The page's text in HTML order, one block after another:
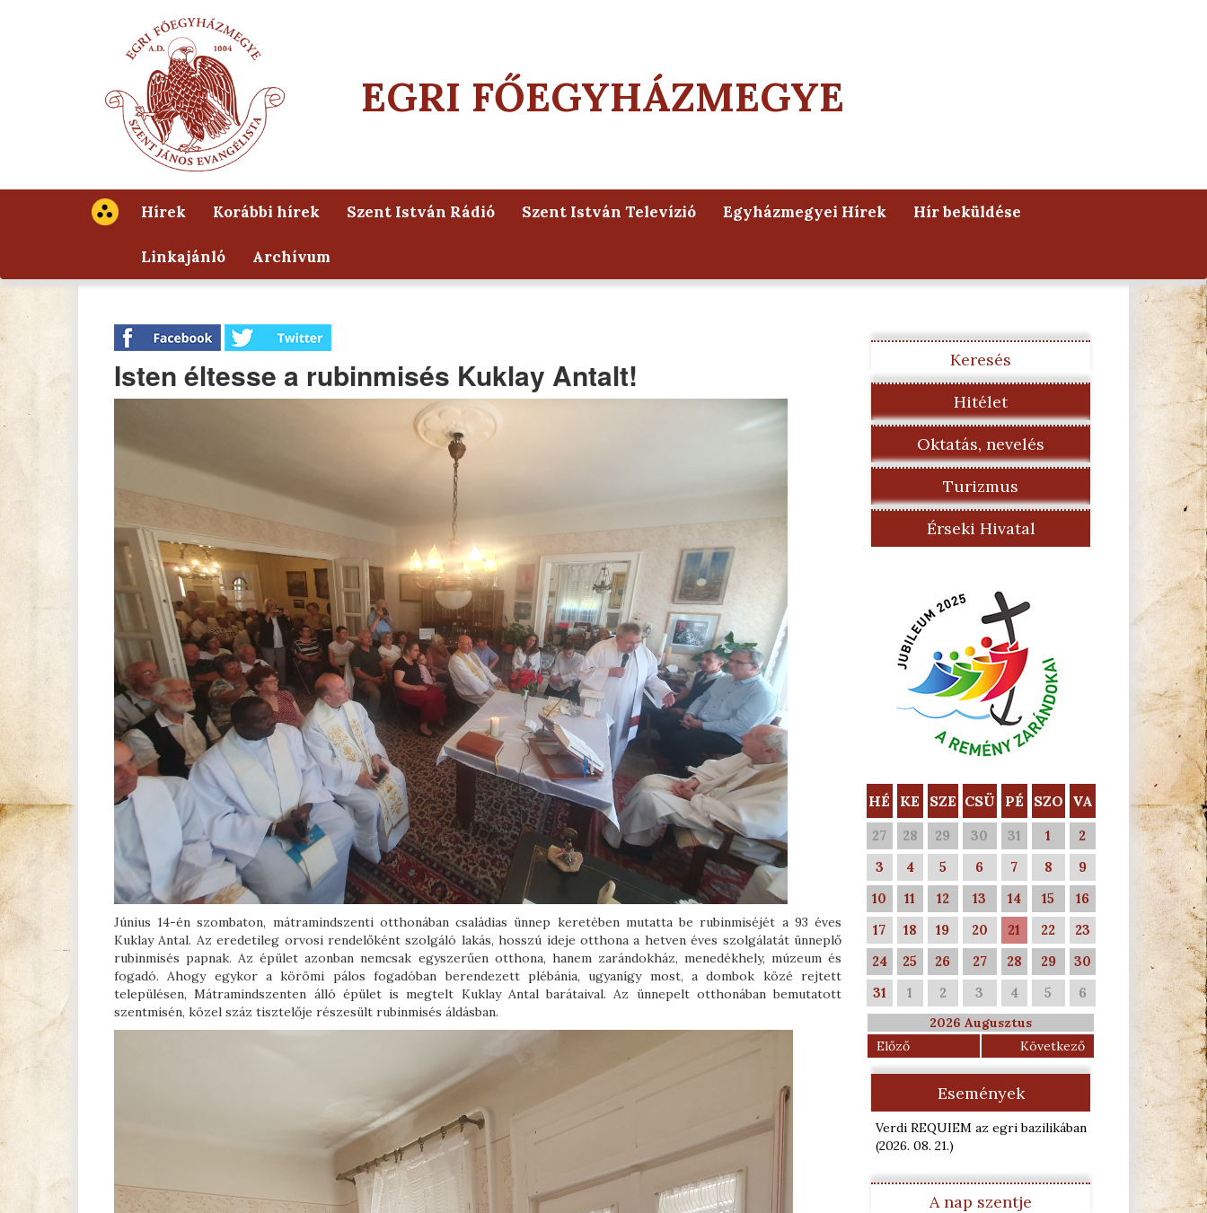
EGRI FŐEGYHÁZMEGYE
Hírek Korábbi hírek Szent István Rádió Szent István Televízió Egyházmegyei Hírek Hír beküldése
Linkajánló Archívum
Isten éltesse a rubinmisés Kuklay Antalt!
Június 14-én szombaton, mátramindszenti otthonában családias ünnep keretében mutatta be rubinmiséjét a 93 éves
Kuklay Antal. Az eredetileg orvosi rendelőként szolgáló lakás, hosszú ideje otthona a hetven éves szolgálatát ünneplő
rubinmisés papnak. Az épület azonban nemcsak egyszerűen otthona, hanem zarándokház, menedékhely, múzeum és
fogadó. Ahogy egykor a körömi pálos fogadóban berendezett plébánia, ugyanígy most, a dombok közé rejtett
településen, Mátramindszenten álló épület is megtelt Kuklay Antal barátaival. Az ünnepelt otthonában bemutatott
szentmisén, közel száz tisztelője részesült rubinmisés áldásban.
Keresés
Hitélet
Oktatás, nevelés
Turizmus
Érseki Hivatal
HÉ KE SZE CSÜ PÉ SZO VA
27 28 29 30 31 1
2
3
4 5 6 7 8
9
10
11 12 13 14 15
16
17
18 19 20 21 22
23
24
25 26 27 28 29
30
31
1 2 3 4 5 6
2026 Augusztus
Előző
Következő
Események
Verdi REQUIEM az egri bazilikában
(2026. 08. 21.)
A nap szentje